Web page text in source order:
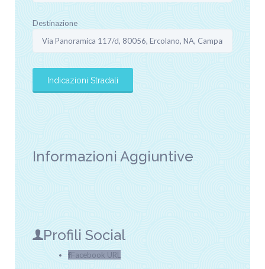
Destinazione
Informazioni Aggiuntive
Profili Social
Facebook URL